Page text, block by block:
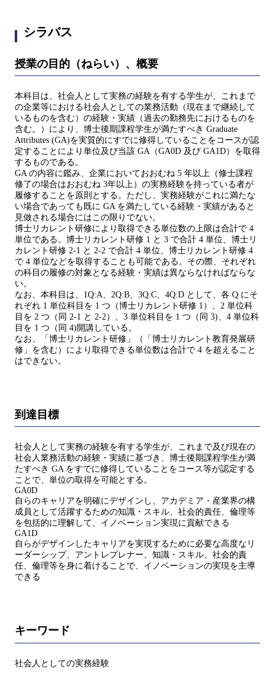
シラバス
授業の目的（ねらい）、概要
本科目は、社会人として実務の経験を有する学生が、これまで
の企業等における社会人としての業務活動（現在まで継続して
いるものを含む）の経験・実績（過去の勤務先におけるものを
含む。）により、博士後期課程学生が満たすべき Graduate
Attributes (GA)を実質的にすでに修得していることをコースが認
定することにより単位及び当該 GA（GA0D 及び GA1D）を取得
するものである。
GA の内容に鑑み、企業においておおむね 5 年以上（修士課程
修了の場合はおおむね 3年以上）の実務経験を持っている者が
履修することを原則とする。ただし、実務経験がこれに満たな
い場合であっても既に GA を満たしている経験・実績があると
見做される場合にはこの限りでない。
博士リカレント研修により取得できる単位数の上限は合計で 4
単位である。博士リカレント研修 1 と 3 で合計 4 単位、博士リ
カレント研修 2-1 と 2-2 で合計 4 単位、博士リカレント研修 4
で 4 単位などを取得することも可能である。その際、それぞれ
の科目の履修の対象となる経験・実績は異ならなければならな
い。
なお、本科目は、1Q:A、2Q:B、3Q:C、4Q:D として、各 Q にそ
れぞれ 1 単位科目を 1 つ（博士リカレント研修 1）、2 単位科
目を 2 つ（同 2-1 と 2-2）、3 単位科目を 1 つ（同 3)、4 単位科
目を 1 つ（同 4)開講している。
なお、「博士リカレント研修」（「博士リカレント教育発展研
修」を含む）により取得できる単位数は合計で 4 を超えること
はできない。
到達目標
社会人として実務の経験を有する学生が、これまで及び現在の
社会人業務活動の経験・実績に基づき、博士後期課程学生が満
たすべき GA をすでに修得していることをコース等が認定する
ことで、単位の取得を可能とする。
GA0D
自らのキャリアを明確にデザインし、アカデミア・産業界の構
成員として活躍するための知識・スキル、社会的責任、倫理等
を包括的に理解して、イノベーション実現に貢献できる
GA1D
自らがデザインしたキャリアを実現するために必要な高度なリ
ーダーシップ、アントレプレナー、知識・スキル、社会的責
任、倫理等を身に着けることで、イノベーションの実現を主導
できる
キーワード
社会人としての実務経験